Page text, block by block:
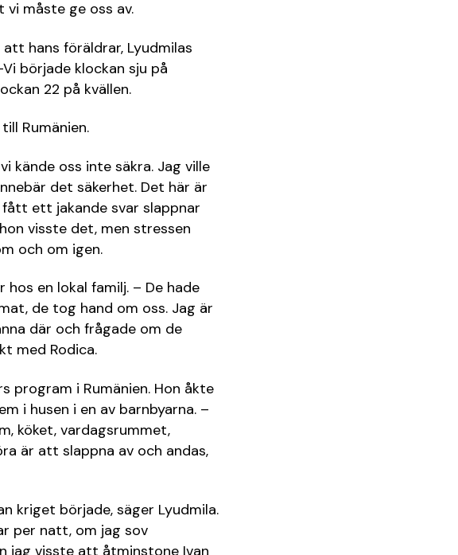
måste ge oss av.
hans föräldrar, Lyudmilas
började klockan sju på
22 på kvällen.
Rumänien.
kände oss inte säkra. Jag ville
det säkerhet. Det här är
ett jakande svar slappnar
visste det, men stressen
och om igen.
en lokal familj. – De hade
de tog hand om oss. Jag är
där och frågade om de
med Rodica.
program i Rumänien. Hon åkte
i husen i en av barnbyarna. –
köket, vardagsrummet,
är att slappna av och andas,
kriget började, säger Lyudmila.
per natt, om jag sov